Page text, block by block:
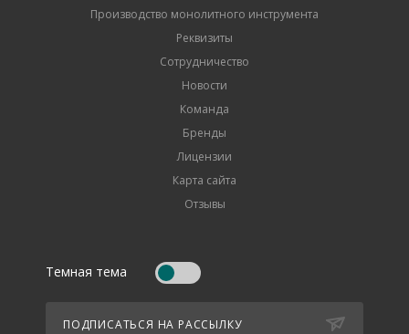
Производство монолитного инструмента
Реквизиты
Сотрудничество
Новости
Команда
Бренды
Лицензии
Карта сайта
Отзывы
Темная тема
ПОДПИСАТЬСЯ НА РАССЫЛКУ